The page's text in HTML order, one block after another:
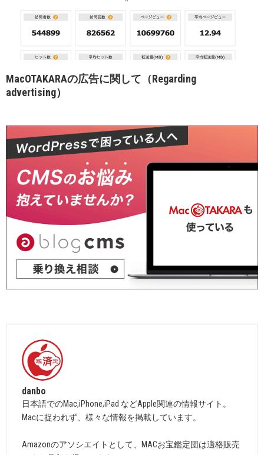
MacOTAKARAの広告に関して（Regarding
advertising）
danbo
日本語でのMac,iPhone,iPad などApple関連の情報サイト。
Macに捉われず、様々な情報を掲載しています。
Amazonのアソシエイトとして、MACお宝鑑定団は適格販売